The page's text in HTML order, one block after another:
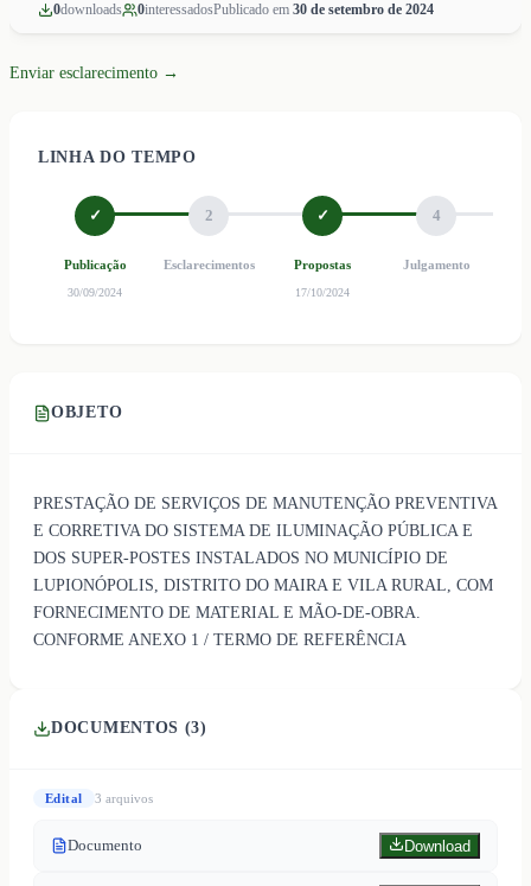
0downloads 0interessadosPublicado em 30 de setembro de 2024
Enviar esclarecimento →
LINHA DO TEMPO
✓
Publicação
30/09/2024
2
Esclarecimentos
✓
Propostas
17/10/2024
4
Julgamento
OBJETO
PRESTAÇÃO DE SERVIÇOS DE MANUTENÇÃO PREVENTIVA
E CORRETIVA DO SISTEMA DE ILUMINAÇÃO PÚBLICA E
DOS SUPER-POSTES INSTALADOS NO MUNICÍPIO DE
LUPIONÓPOLIS, DISTRITO DO MAIRA E VILA RURAL, COM
FORNECIMENTO DE MATERIAL E MÃO-DE-OBRA.
CONFORME ANEXO 1 / TERMO DE REFERÊNCIA
DOCUMENTOS (3)
Edital 3 arquivos
Documento Download